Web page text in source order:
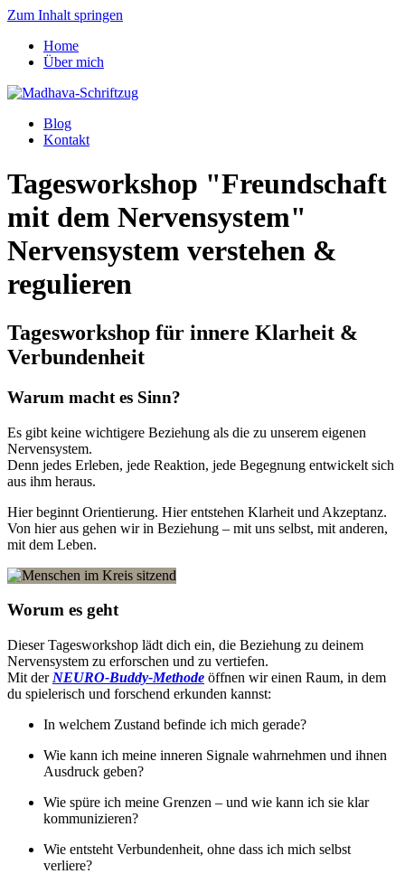
Zum Inhalt springen
Home
Über mich
Blog
Kontakt
Tagesworkshop "Freundschaft
mit dem Nervensystem"
Nervensystem verstehen &
regulieren
Tagesworkshop für innere Klarheit &
Verbundenheit
Warum macht es Sinn?
Es gibt keine wichtigere Beziehung als die zu unserem eigenen
Nervensystem.
Denn jedes Erleben, jede Reaktion, jede Begegnung entwickelt sich
aus ihm heraus.
Hier beginnt Orientierung. Hier entstehen Klarheit und Akzeptanz.
Von hier aus gehen wir in Beziehung – mit uns selbst, mit anderen,
mit dem Leben.
Worum es geht
Dieser Tagesworkshop lädt dich ein, die Beziehung zu deinem
Nervensystem zu erforschen und zu vertiefen.
Mit der NEURO-Buddy-Methode öffnen wir einen Raum, in dem
du spielerisch und forschend erkunden kannst:
In welchem Zustand befinde ich mich gerade?
Wie kann ich meine inneren Signale wahrnehmen und ihnen
Ausdruck geben?
Wie spüre ich meine Grenzen – und wie kann ich sie klar
kommunizieren?
Wie entsteht Verbundenheit, ohne dass ich mich selbst
verliere?